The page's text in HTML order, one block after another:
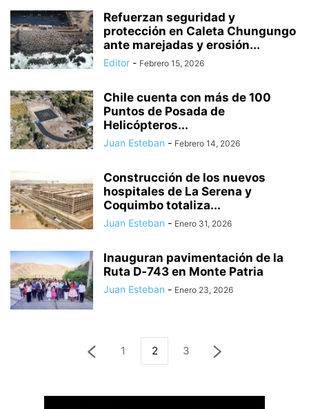
Refuerzan seguridad y
protección en Caleta Chungungo
ante marejadas y erosión...
Editor - Febrero 15, 2026
Chile cuenta con más de 100
Puntos de Posada de
Helicópteros...
Juan Esteban - Febrero 14, 2026
Construcción de los nuevos
hospitales de La Serena y
Coquimbo totaliza...
Juan Esteban - Enero 31, 2026
Inauguran pavimentación de la
Ruta D‑743 en Monte Patria
Juan Esteban - Enero 23, 2026
1 2 3